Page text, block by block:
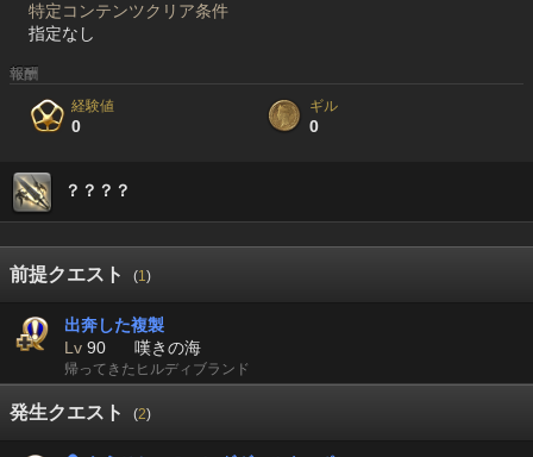
特定コンテンツクリア条件
指定なし
報酬
経験値
0
ギル
0
？？？？
前提クエスト (1)
出奔した複製
Lv 90 嘆きの海
帰ってきたヒルディブランド
発生クエスト (2)